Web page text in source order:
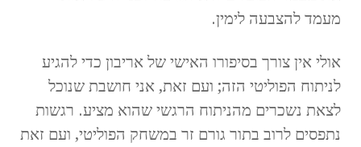
מעמד להצבעה לימין.
אולי אין צורך בסיפורו האישי של אריבון כדי להגיע
לניתוח הפוליטי הזה; ועם זאת, אני חושבת שנוכל
לצאת נשכרים מהניתוח הרגשי שהוא מציע. רגשות
נתפסים לרוב בתור גורם זר במשחק הפוליטי, ועם זאת